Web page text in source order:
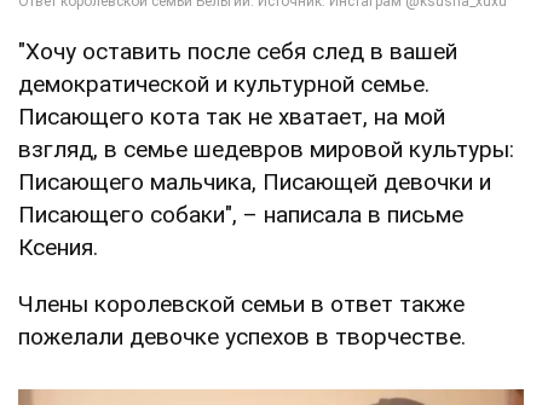
"Хочу оставить после себя след в вашей
демократической и культурной семье.
Писающего кота так не хватает, на мой
взгляд, в семье шедевров мировой культуры:
Писающего мальчика, Писающей девочки и
Писающего собаки", – написала в письме
Ксения.
Члены королевской семьи в ответ также
пожелали девочке успехов в творчестве.